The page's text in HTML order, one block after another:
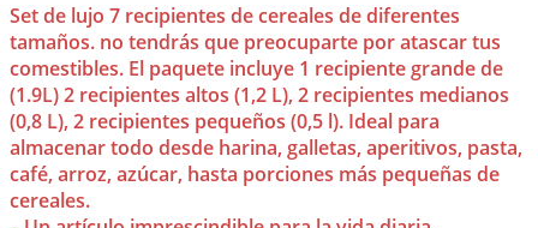
Set de lujo 7 recipientes de cereales de diferentes
tamaños. no tendrás que preocuparte por atascar tus
comestibles. El paquete incluye 1 recipiente grande de
(1.9L) 2 recipientes altos (1,2 L), 2 recipientes medianos
(0,8 L), 2 recipientes pequeños (0,5 l). Ideal para
almacenar todo desde harina, galletas, aperitivos, pasta,
café, arroz, azúcar, hasta porciones más pequeñas de
cereales.